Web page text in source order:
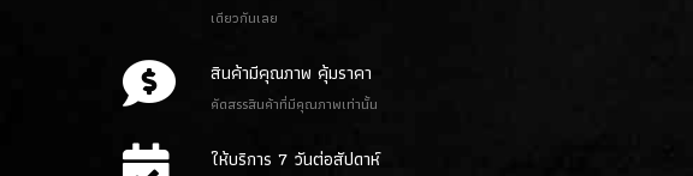
เดียวกันเลย
สินค้ามีคุณภาพ คุ้มราคา
คัดสรรสินค้าที่มีคุณภาพเท่านั้น
ให้บริการ 7 วันต่อสัปดาห์